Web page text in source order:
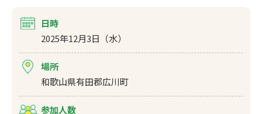
日時
2025年12月3日（水）
場所
和歌山県有田郡広川町
参加人数